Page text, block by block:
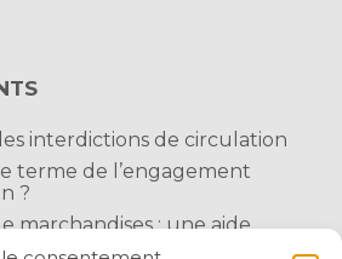
interdictions de circulation
terme de l’engagement
?
marchandises : une aide